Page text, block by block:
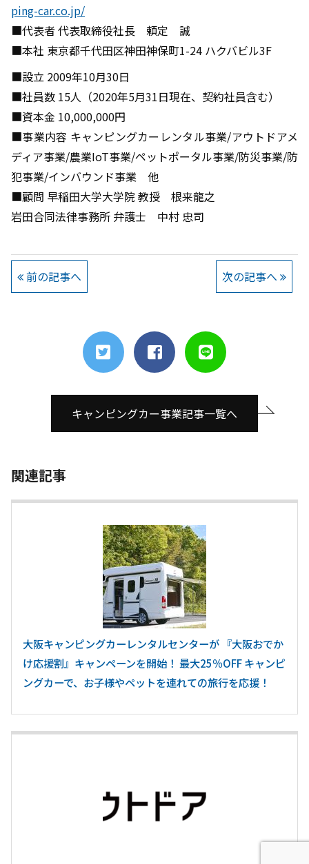
ping-car.co.jp/
■代表者 代表取締役社長 頼定 誠
■本社 東京都千代田区神田神保町1-24 ハクバビル3F
■設立 2009年10月30日
■社員数 15人（2020年5月31日現在、契約社員含む）
■資本金 10,000,000円
■事業内容 キャンピングカーレンタル事業/アウトドアメ
ディア事業/農業IoT事業/ペットポータル事業/防災事業/防
犯事業/インバウンド事業 他
■顧問 早稲田大学大学院 教授 根来龍之
岩田合同法律事務所 弁護士 中村 忠司
前の記事へ 次の記事へ
キャンピングカー事業記事一覧へ
関連記事
大阪キャンピングカーレンタルセンターが 『大阪おでか
け応援割』キャンペーンを開始！ 最大25％OFF キャンピ
ングカーで、お子様やペットを連れての旅行を応援！